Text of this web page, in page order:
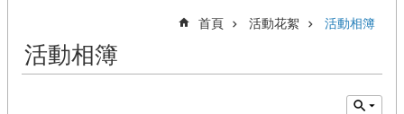
本
計
首頁 活動花絮 活動相簿
活動相簿